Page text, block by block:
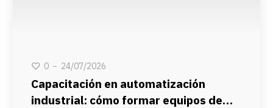
0 24/07/2026
Capacitación en automatización
industrial: cómo formar equipos de